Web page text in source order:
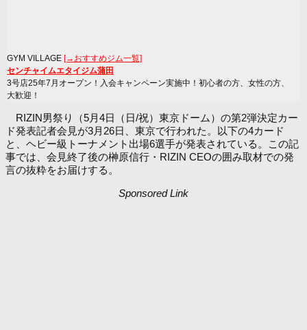
GYM VILLAGE [→おすすめジム一覧]
センチャイムエタイジム蒲田
3号店25年7月オープン！入会キャンペーン実施中！初心者の方、女性の方、
大歓迎！
RIZIN男祭り（5月4日（日/祝）東京ドーム）の第2弾決定カー
ド発表記者会見が3月26日、東京で行われた。以下の4カード
と、ヘビー級トーナメント出場6選手が発表されている。この記
事では、会見終了後の榊原信行・RIZIN CEOの囲み取材での発
言の抜粋をお届けする。
Sponsored Link